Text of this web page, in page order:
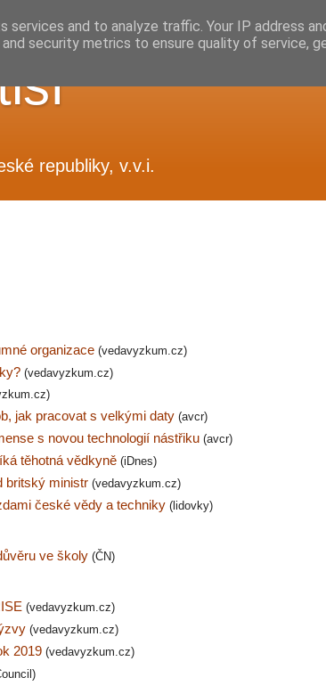
republiky, v.v.i.
organizace (vedavyzkum.cz)
(vedavyzkum.cz)
jak pracovat s velkými daty (avcr)
s novou technologií nástřiku (avcr)
těhotná vědkyně (iDnes)
britský ministr (vedavyzkum.cz)
české vědy a techniky (lidovky)
ve školy (ČN)
(vedavyzkum.cz)
(vedavyzkum.cz)
2019 (vedavyzkum.cz)
and to analyze traffic. Your IP address
security metrics to ensure quality of service,